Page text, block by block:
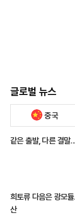
글로벌 뉴스
중국
같은 출발, 다른 결말
희토류 다음은 광모
산